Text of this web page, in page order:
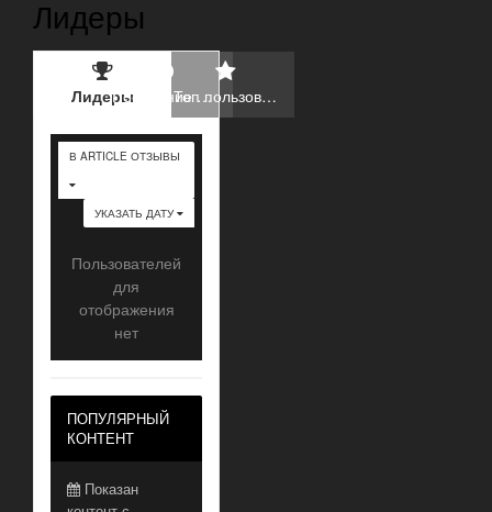
Лидеры
Лидеры Последние лидеры Топ пользователей
В ARTICLE ОТЗЫВЫ
УКАЗАТЬ ДАТУ
Пользователей
для
отображения
нет
ПОПУЛЯРНЫЙ
КОНТЕНТ
Показан